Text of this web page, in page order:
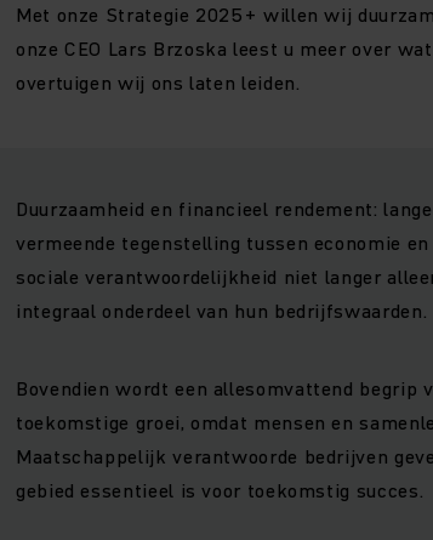
Met onze Strategie 2025+ willen wij
onze CEO Lars Brzoska leest u meer over
overtuigen wij ons laten leiden.
Duurzaamheid en financieel rendement:
vermeende tegenstelling tussen economie
sociale verantwoordelijkheid niet langer
integraal onderdeel van hun bedrijfswaarden.
Bovendien wordt een allesomvattend begrip
toekomstige groei, omdat mensen en
Maatschappelijk verantwoorde bedrijven
gebied essentieel is voor toekomstig succes.